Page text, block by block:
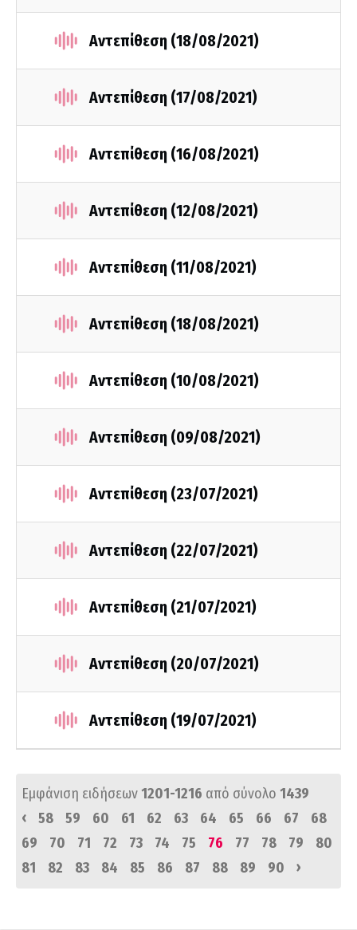
Αντεπίθεση (18/08/2021)
Αντεπίθεση (17/08/2021)
Αντεπίθεση (16/08/2021)
Αντεπίθεση (12/08/2021)
Αντεπίθεση (11/08/2021)
Αντεπίθεση (18/08/2021)
Αντεπίθεση (10/08/2021)
Αντεπίθεση (09/08/2021)
Αντεπίθεση (23/07/2021)
Αντεπίθεση (22/07/2021)
Αντεπίθεση (21/07/2021)
Αντεπίθεση (20/07/2021)
Αντεπίθεση (19/07/2021)
Εμφάνιση ειδήσεων1201-1216 από σύνολο 1439
‹
58 59 60 61 62 63 64 65 66 67
68
69
70 71 72 73 74 75 76 77 78 79
80
81
82 83 84 85 86 87 88 89 90 ›